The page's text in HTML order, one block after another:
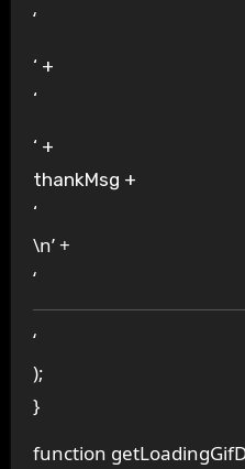
‘
‘ +
‘
‘ +
thankMsg +
‘
\n’ +
‘
‘
);
}
function